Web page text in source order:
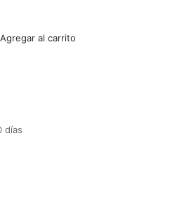
Agregar al carrito
días